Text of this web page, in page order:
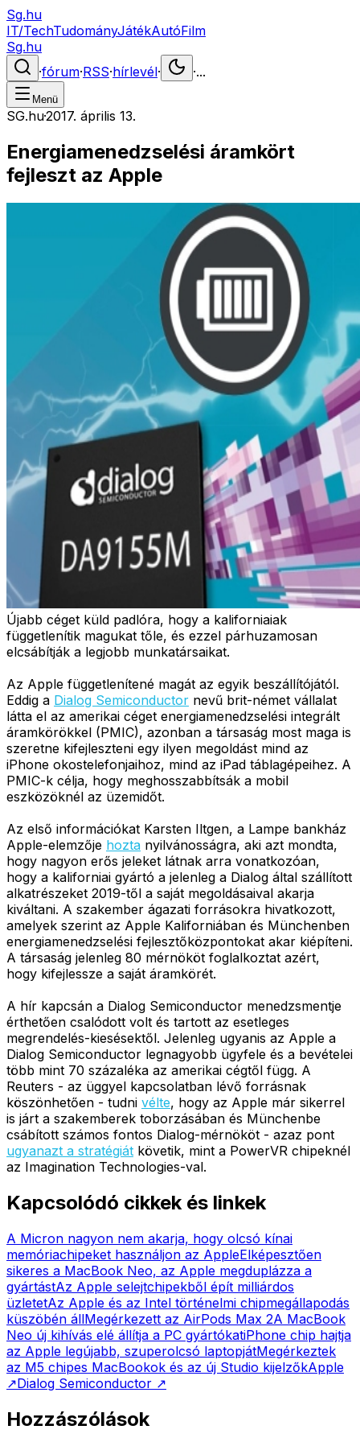
Sg.hu
IT/TechTudományJátékAutóFilm
Sg.hu
·fórum·RSS·hírlevél· ·...
Menü
SG.hu·2017. április 13.
Energiamenedzselési áramkört
fejleszt az Apple
Újabb céget küld padlóra, hogy a kaliforniaiak
függetlenítik magukat tőle, és ezzel párhuzamosan
elcsábítják a legjobb munkatársaikat.
Az Apple függetlenítené magát az egyik beszállítójától.
Eddig a Dialog Semiconductor nevű brit-német vállalat
látta el az amerikai céget energiamenedzselési integrált
áramkörökkel (PMIC), azonban a társaság most maga is
szeretne kifejleszteni egy ilyen megoldást mind az
iPhone okostelefonjaihoz, mind az iPad táblagépeihez. A
PMIC-k célja, hogy meghosszabbítsák a mobil
eszközöknél az üzemidőt.
Az első információkat Karsten Iltgen, a Lampe bankház
Apple-elemzője hozta nyilvánosságra, aki azt mondta,
hogy nagyon erős jeleket látnak arra vonatkozóan,
hogy a kaliforniai gyártó a jelenleg a Dialog által szállított
alkatrészeket 2019-től a saját megoldásaival akarja
kiváltani. A szakember ágazati forrásokra hivatkozott,
amelyek szerint az Apple Kaliforniában és Münchenben
energiamenedzselési fejlesztőközpontokat akar kiépíteni.
A társaság jelenleg 80 mérnököt foglalkoztat azért,
hogy kifejlessze a saját áramkörét.
A hír kapcsán a Dialog Semiconductor menedzsmentje
érthetően csalódott volt és tartott az esetleges
megrendelés-kiesésektől. Jelenleg ugyanis az Apple a
Dialog Semiconductor legnagyobb ügyfele és a bevételei
több mint 70 százaléka az amerikai cégtől függ. A
Reuters - az üggyel kapcsolatban lévő forrásnak
köszönhetően - tudni vélte, hogy az Apple már sikerrel
is járt a szakemberek toborzásában és Münchenbe
csábított számos fontos Dialog-mérnököt - azaz pont
ugyanazt a stratégiát követik, mint a PowerVR chipeknél
az Imagination Technologies-val.
Kapcsolódó cikkek és linkek
A Micron nagyon nem akarja, hogy olcsó kínai
memóriachipeket használjon az AppleElképesztően
sikeres a MacBook Neo, az Apple megduplázza a
gyártástAz Apple selejtchipekből épít milliárdos
üzletetAz Apple és az Intel történelmi chipmegállapodás
küszöbén állMegérkezett az AirPods Max 2A MacBook
Neo új kihívás elé állítja a PC gyártókatiPhone chip hajtja
az Apple legújabb, szuperolcsó laptopjátMegérkeztek
az M5 chipes MacBookok és az új Studio kijelzőkApple
↗Dialog Semiconductor ↗
Hozzászólások